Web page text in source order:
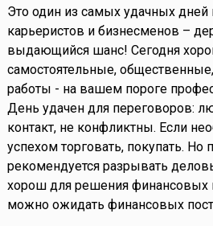
Это один из самых удачных дней
карьеристов и бизнесменов –
выдающийся шанс! Сегодня
самостоятельные,
работы - на вашем пороге
День удачен для переговоров:
контакт, не конфликтны. Если
успехом торговать, покупать. Но
рекомендуется разрывать
хорош для решения финансовых
можно ожидать финансовых